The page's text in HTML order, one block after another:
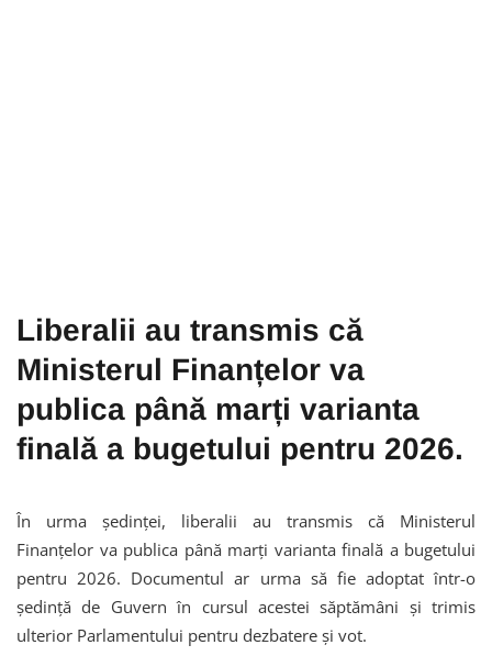
Liberalii au transmis că
Ministerul Finanțelor va
publica până marți varianta
finală a bugetului pentru 2026.
În urma ședinței, liberalii au transmis că Ministerul
Finanțelor va publica până marți varianta finală a bugetului
pentru 2026. Documentul ar urma să fie adoptat într-o
ședință de Guvern în cursul acestei săptămâni și trimis
ulterior Parlamentului pentru dezbatere și vot.